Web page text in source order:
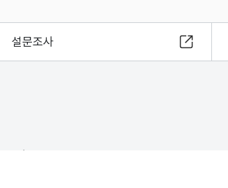
설문조사